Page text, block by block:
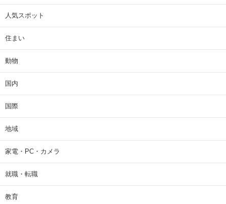
人気スポット
住まい
動物
国内
国際
地域
家電・PC・カメラ
就職・転職
教育